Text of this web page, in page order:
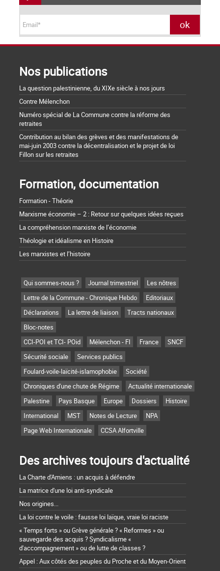
Nos publications
La question palestinienne, du XIXe siècle à nos jours
Contre Mélenchon
Numéro spécial de La Commune contre la réforme des
retraites
Contribution au bilan des grèves et des manifestations de
mai-juin 2003 contre la décentralisation et le projet de loi
Fillon sur les retraites
Formation, documentation
Formation - Théorie
Marxisme économie – 2 : Retour sur quelques idées reçues
La compréhension marxiste de l’économie
Théologie et idéalisme en Histoire
Les marxistes et l’histoire
Qui sommes-nous ? Journal trimestriel
Les nôtres
Lettre de la Commune - Chronique Hebdo
Editoriaux
Déclarations
La lettre de liaison
Tracts nationaux
Bloc-notes
CCI-POI et TCI- POid
Mélenchon - FI France
SNCF
Sécurité sociale
Services publics
Foulard-voile-laïcité-islamophobie
Société
Chroniques d'une chute de Régime
Actualité internationale
Palestine
Pays Basque Europe Dossiers
Histoire
International
MST Notes de Lecture
NPA
Page Web Internationale
CCSA Alfortville
Des archives toujours d'actualité
La Charte d'Amiens : un acquis à défendre
La matrice d'une loi anti-syndicale
Nos origines...
La loi contre le voile : fausse loi laïque, vraie loi raciste
« Temps forts » ou Grève générale ? « Reformes » ou
sauvegarde des acquis ? Syndicalisme «
d'accompagnement » ou de lutte de classes ?
Appel : Aux côtés des peuples du Proche et du Moyen-Orient